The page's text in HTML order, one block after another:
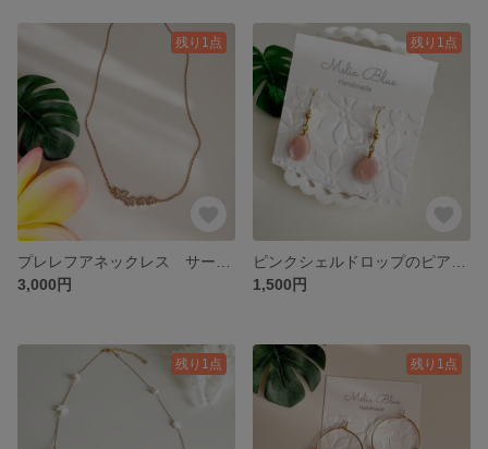
残り1点
3,000円
残り1点
1,500円
残り1点 残り1点